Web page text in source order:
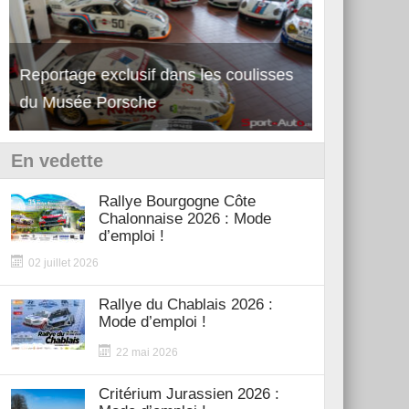
Reportage exclusif dans les coulisses
du Musée Porsche
En vedette
Rallye Bourgogne Côte
Chalonnaise 2026 : Mode
d’emploi !
02 juillet 2026
Rallye du Chablais 2026 :
Mode d’emploi !
22 mai 2026
Critérium Jurassien 2026 :